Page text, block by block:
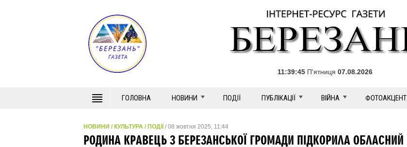
11:39:47 П'ятниця 07.08.2026
ГОЛОВНА НОВИНИ ПОДІЇ ПУБЛІКАЦІЇ ВІЙНА ФОТОАКЦЕНТ
НОВИНИ / КУЛЬТУРА / ПОДІЇ / 08 жовтня 2025, 11:44
РОДИНА КРАВЕЦЬ З БЕРЕЗАНСЬКОЇ ГРОМАДИ ПІДКОРИЛА ОБЛАСНИЙ